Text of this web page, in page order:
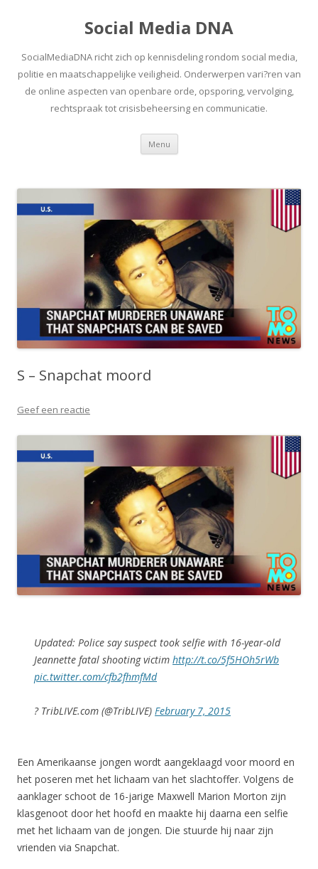
Social Media DNA
SocialMediaDNA richt zich op kennisdeling rondom social media,
politie en maatschappelijke veiligheid. Onderwerpen vari?ren van
de online aspecten van openbare orde, opsporing, vervolging,
rechtspraak tot crisisbeheersing en communicatie.
Menu Spring
inhoud
S – Snapchat moord
Geef een reactie
Updated: Police say suspect took selfie with 16-year-old
Jeannette fatal shooting victim http://t.co/5f5HOh5rWb
pic.twitter.com/cfb2fhmfMd
? TribLIVE.com (@TribLIVE) February 7, 2015
Een Amerikaanse jongen wordt aangeklaagd voor moord en
het poseren met het lichaam van het slachtoffer. Volgens de
aanklager schoot de 16-jarige Maxwell Marion Morton zijn
klasgenoot door het hoofd en maakte hij daarna een selfie
met het lichaam van de jongen. Die stuurde hij naar zijn
vrienden via Snapchat.